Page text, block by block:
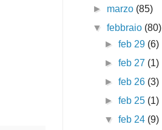
► marzo (85)
▼febbraio (80)
►feb 29 (6)
►feb 27 (1)
►feb 26 (3)
►feb 25 (1)
▼feb 24 (9)